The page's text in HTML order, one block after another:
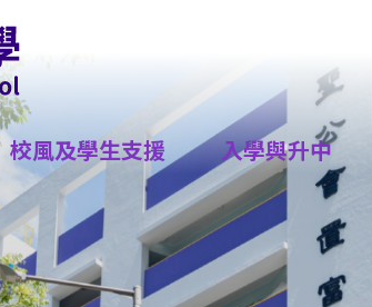
校風及學生支援 入學與升中